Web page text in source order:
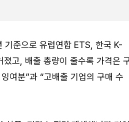
기준으로 유럽연합 ETS, 한국 K-
고, 배출 총량이 줄수록 가격은
여분”과 “고배출 기업의 구매 수